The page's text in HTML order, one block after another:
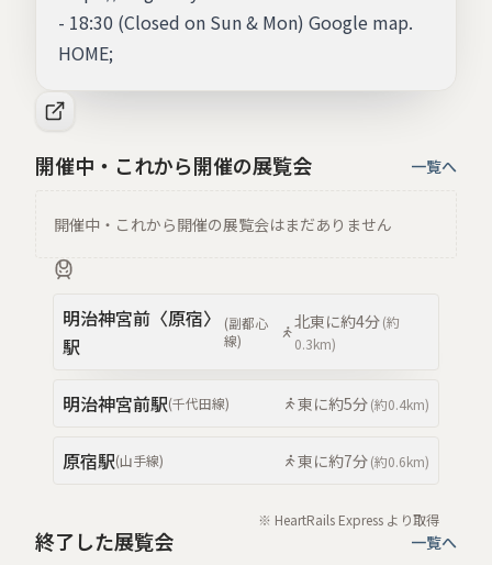
- 18:30 (Closed on Sun & Mon) Google map.
HOME;
開催中・これから開催の展覧会 一覧へ
開催中・これから開催の展覧会はまだありません
明治神宮前〈原宿〉
駅
(副都心
線)
北東に約4分(約
0.3km)
明治神宮前駅(千代田線) 東に約5分(約0.4km)
原宿駅(山手線) 東に約7分(約0.6km)
※ HeartRails Express より取得
終了した展覧会 一覧へ